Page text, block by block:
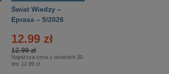
Świat Wiedzy –
Eprasa – 5/2026
12.99 zł
12.99 zł
Najniższa cena z ostatnich 30
dni: 12.99 zł